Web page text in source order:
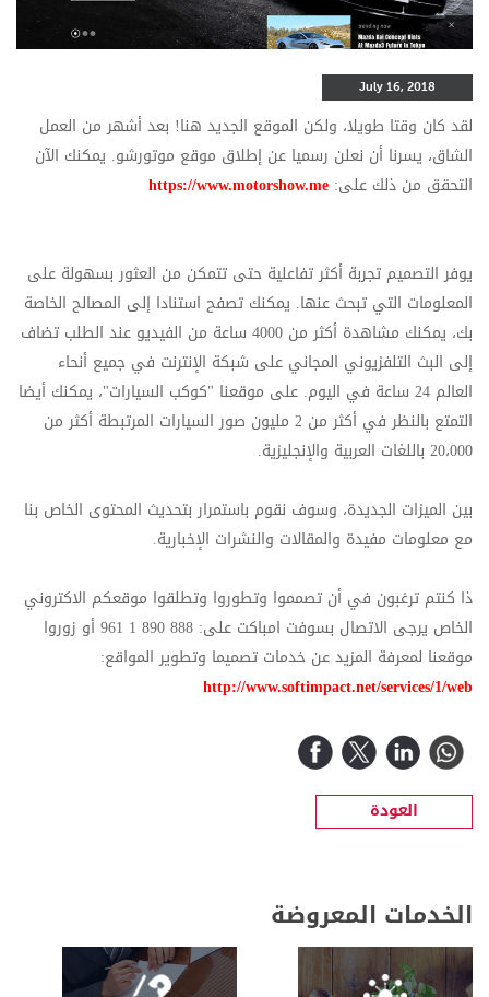
July 16, 2018
لقد كان وقتا طويلا، ولكن الموقع الجديد هنا! بعد أشهر من العمل
الشاق، يسرنا أن نعلن رسميا عن إطلاق موقع موتورشو. يمكنك الآن
التحقق من ذلك على: https://www.motorshow.me
يوفر التصميم تجربة أكثر تفاعلية حتى تتمكن من العثور بسهولة على
المعلومات التي تبحث عنها. يمكنك تصفح استنادا إلى المصالح الخاصة
بك، يمكنك مشاهدة أكثر من 4000 ساعة من الفيديو عند الطلب تضاف
إلى البث التلفزيوني المجاني على شبكة الإنترنت في جميع أنحاء
العالم 24 ساعة في اليوم. على موقعنا "كوكب السيارات"، يمكنك أيضا
التمتع بالنظر في أكثر من 2 مليون صور السيارات المرتبطة أكثر من
20،000 باللغات العربية والإنجليزية.
بين الميزات الجديدة، وسوف نقوم باستمرار بتحديث المحتوى الخاص بنا
مع معلومات مفيدة والمقالات والنشرات الإخبارية.
ذا كنتم ترغبون في أن تصمموا وتطوروا وتطلقوا موقعكم الاكتروني
الخاص يرجى الاتصال بسوفت امباكت على: 888 890 1 961 أو زوروا
موقعنا لمعرفة المزيد عن خدمات تصميما وتطوير المواقع:
http://www.softimpact.net/services/1/web
العودة
الخدمات المعروضة